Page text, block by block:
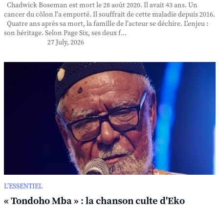
Chadwick Boseman est mort le 28 août 2020. Il avait 43 ans. Un
cancer du côlon l'a emporté. Il souffrait de cette maladie depuis 2016.
Quatre ans après sa mort, la famille de l'acteur se déchire. L'enjeu :
son héritage. Selon Page Six, ses deux f...
27 July, 2026
L’ESSENTIEL
« Tondoho Mba » : la chanson culte d'Eko